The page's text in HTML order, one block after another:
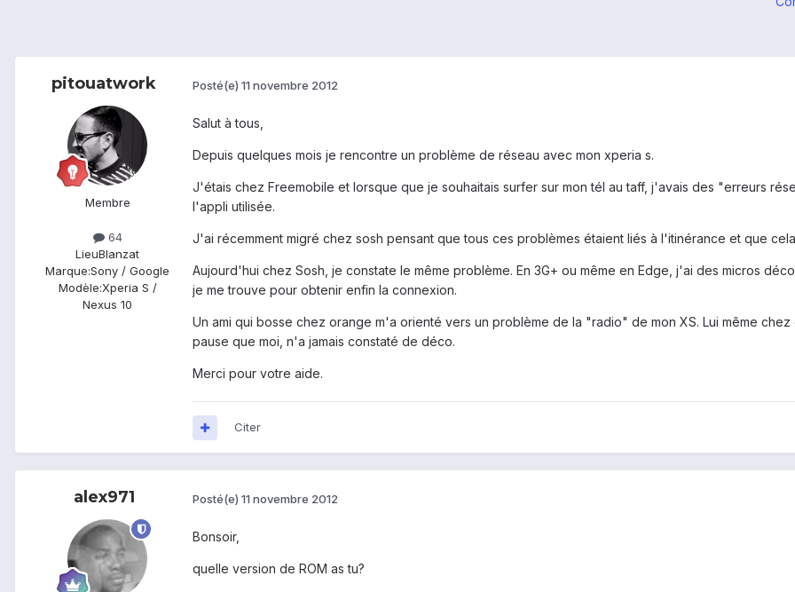
pitouatwork
Membre
64
LieuBlanzat
Marque:Sony / Google
Modèle:Xperia S /
Nexus 10
Posté(e) 11 novembre 2012
Salut à tous,
Depuis quelques mois je rencontre un problème de réseau avec mon xperia s.
J'étais chez Freemobile et lorsque que je souhaitais surfer sur mon tél au taff, j'avais des "erreurs
l'appli utilisée.
J'ai récemment migré chez sosh pensant que tous ces problèmes étaient liés à l'itinérance et que
Aujourd'hui chez Sosh, je constate le même problème. En 3G+ ou même en Edge, j'ai des micros
je me trouve pour obtenir enfin la connexion.
Un ami qui bosse chez orange m'a orienté vers un problème de la "radio" de mon XS. Lui même
pause que moi, n'a jamais constaté de déco.
Merci pour votre aide.
Citer
alex971 Posté(e) 11 novembre 2012
Bonsoir,
quelle version de ROM as tu?